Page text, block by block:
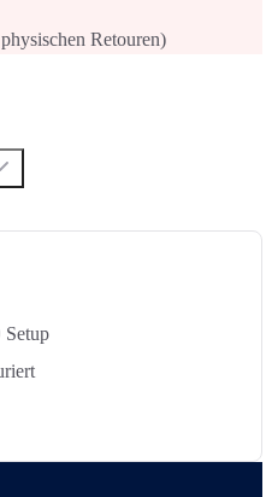
Retouren)
Setup